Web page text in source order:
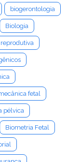
biogerontologia
Biologia
fetal
pélvica
Biometria Fetal